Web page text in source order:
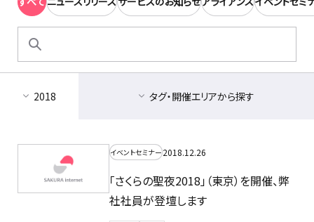
2018 タグ・開催エリアから探す
イベントセミナー2018.12.26
「さくらの聖夜2018」（東京）を開催、弊
社社員が登壇します